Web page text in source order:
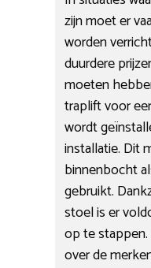
zijn moet er
worden
duurdere
moeten
traplift voor
wordt
installatie. Dit
binnenbocht
gebruikt.
stoel is er
op te
over de